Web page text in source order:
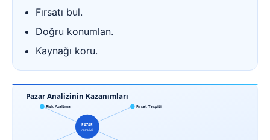
Fırsatı bul.
Doğru konumlan.
Kaynağı koru.
Pazar Analizinin Kazanımları
PAZAR
ANALİZİ
Risk Azaltma Fırsat Tespiti